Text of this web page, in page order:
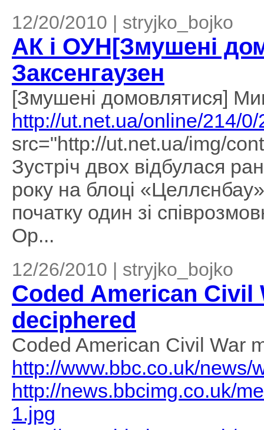
12/20/2010 | stryjko_bojko
АК і ОУН[Змушені
Заксенгаузен
[Змушені домовлятися]
http://ut.net.ua/online/214/0/
src="http://ut.net.ua/img/
Зустріч двох відбулася
року на блоці
початку один зі
Ор...
12/26/2010 | stryjko_bojko
Coded American Civil
deciphered
Coded American Civil War
http://www.bbc.co.uk/
http://news.bbcimg.co.uk/
1.jpg